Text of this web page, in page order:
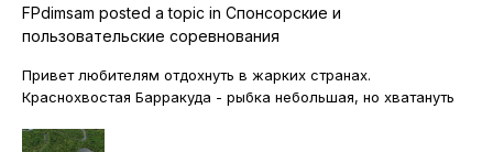
FPdimsam posted a topic in Спонсорские и
пользовательские соревнования
Привет любителям отдохнуть в жарких странах.
Краснохвостая Барракуда - рыбка небольшая, но хватануть
чем знаменитая Кандиру! Сегодня отправляемся на рыбалку